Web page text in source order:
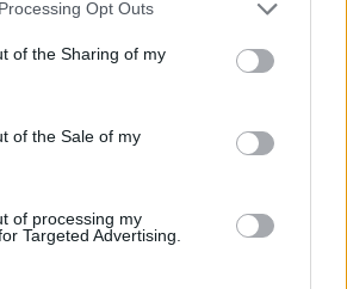
Opt Outs
of the Sharing of my
of the Sale of my
of processing my
Targeted Advertising.